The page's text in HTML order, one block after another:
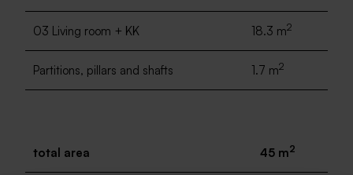
03 Living room + KK 18.3 m2
Partitions, pillars and shafts 1.7 m2
total area 45 m2